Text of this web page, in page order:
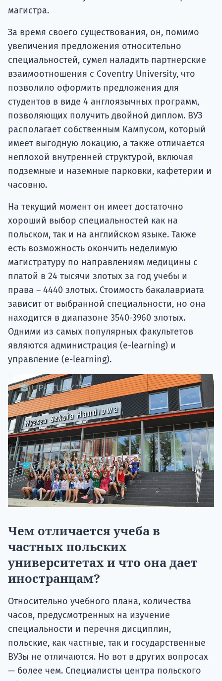
магистра.
За время своего существования, он, помимо
увеличения предложения относительно
специальностей, сумел наладить партнерские
взаимоотношения с Coventry University, что
позволило оформить предложения для
студентов в виде 4 англоязычных программ,
позволяющих получить двойной диплом. ВУЗ
располагает собственным Кампусом, который
имеет выгодную локацию, а также отличается
неплохой внутренней структурой, включая
подземные и наземные парковки, кафетерии и
часовню.
На текущий момент он имеет достаточно
хороший выбор специальностей как на
польском, так и на английском языке. Также
есть возможность окончить неделимую
магистратуру по направлениям медицины с
платой в 24 тысячи злотых за год учебы и
права – 4440 злотых. Стоимость бакалавриата
зависит от выбранной специальности, но она
находится в диапазоне 3540-3960 злотых.
Одними из самых популярных факультетов
являются администрация (e-learning) и
управление (e-learning).
Чем отличается учеба в
частных польских
университетах и что она дает
иностранцам?
Относительно учебного плана, количества
часов, предусмотренных на изучение
специальности и перечня дисциплин,
польские, как частные, так и государственные
ВУЗы не отличаются. Но вот в других вопросах
— более чем. Специалисты центра польского